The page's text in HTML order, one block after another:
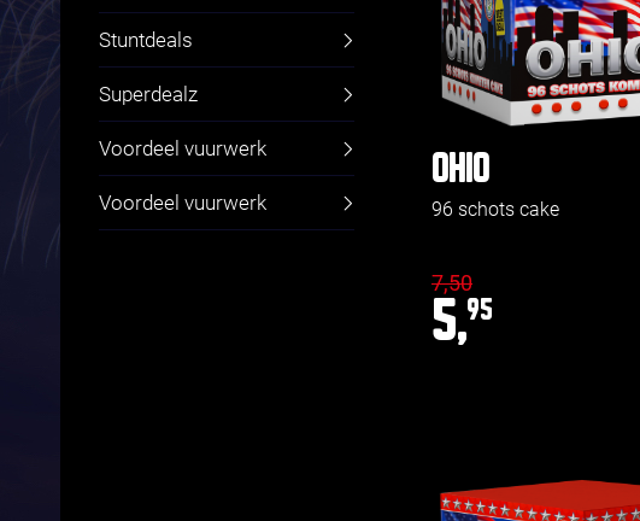
Stuntdeals
Superdealz
Voordeel vuurwerk
Voordeel vuurwerk
OHIO
96 schots cake
7,50
5,95